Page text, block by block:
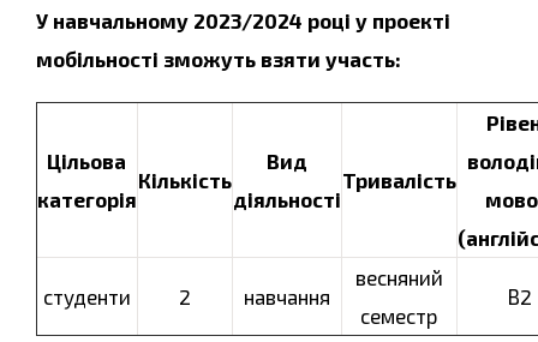
У навчальному 2023/2024 році у проекті
мобільності зможуть взяти участь:
Цільова
категорія
Кількість
Вид
діяльності
Тривалість
студенти 2 навчання
весняний
семестр
В2